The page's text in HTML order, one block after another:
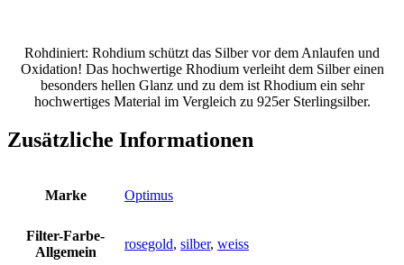
Rohdiniert: Rohdium schützt das Silber vor dem Anlaufen und
Oxidation! Das hochwertige Rhodium verleiht dem Silber einen
besonders hellen Glanz und zu dem ist Rhodium ein sehr
hochwertiges Material im Vergleich zu 925er Sterlingsilber.
Zusätzliche Informationen
Marke Optimus
Filter-Farbe-
Allgemein
rosegold, silber, weiss